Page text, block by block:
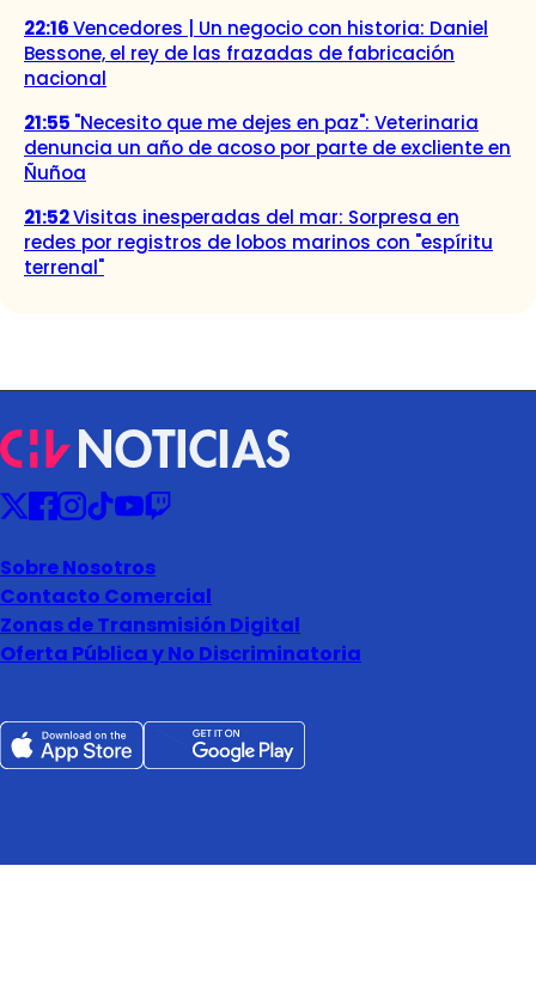
22:16Vencedores | Un negocio con historia: Daniel
Bessone, el rey de las frazadas de fabricación
nacional
21:55 "Necesito que me dejes en paz": Veterinaria
denuncia un año de acoso por parte de excliente en
Ñuñoa
21:52Visitas inesperadas del mar: Sorpresa en
redes por registros de lobos marinos con "espíritu
terrenal"
Sobre Nosotros
Contacto Comercial
Zonas de Transmisión Digital
Oferta Pública y No Discriminatoria